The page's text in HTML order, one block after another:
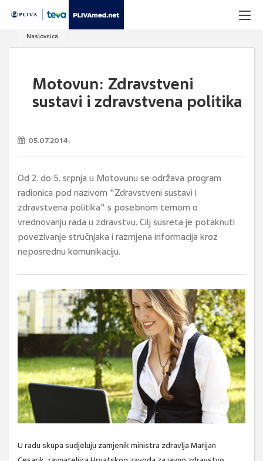
Naslovnica
Motovun: Zdravstveni
sustavi i zdravstvena politika
05.07.2014.
Od 2. do 5. srpnja u Motovunu se održava program
radionica pod nazivom "Zdravstveni sustavi i
zdravstvena politika" s posebnom temom o
vrednovanju rada u zdravstvu. Cilj susreta je potaknuti
povezivanje stručnjaka i razmjena informacija kroz
neposrednu komunikaciju.
U radu skupa sudjeluju zamjenik ministra zdravlja Marijan